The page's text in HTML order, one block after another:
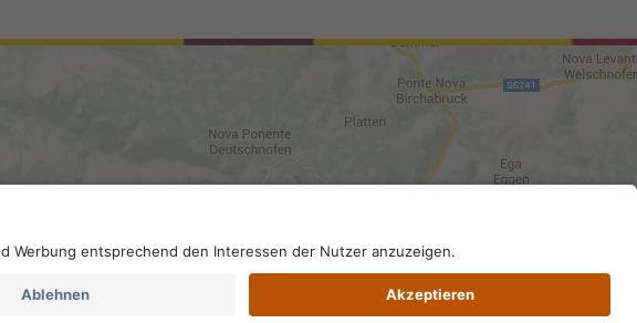
MwSt.-Nummer IT 02296130210; SDI-Kodex: A4RZ960